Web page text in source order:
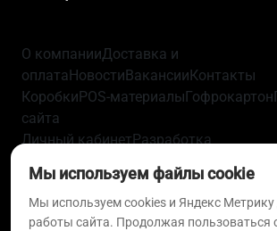
О компанииДоставка и
оплата Новости Вакансии Контакты
Коробки POS-материалы Гофрокартон
сайта
Личный кабинетРазработка
конфиденциальности
соглашениеСогласие на обработку
данных Политика использования
Мы используем файлы cookie
Мы используем cookies и Яндекс
работы сайта. Продолжая пользоваться